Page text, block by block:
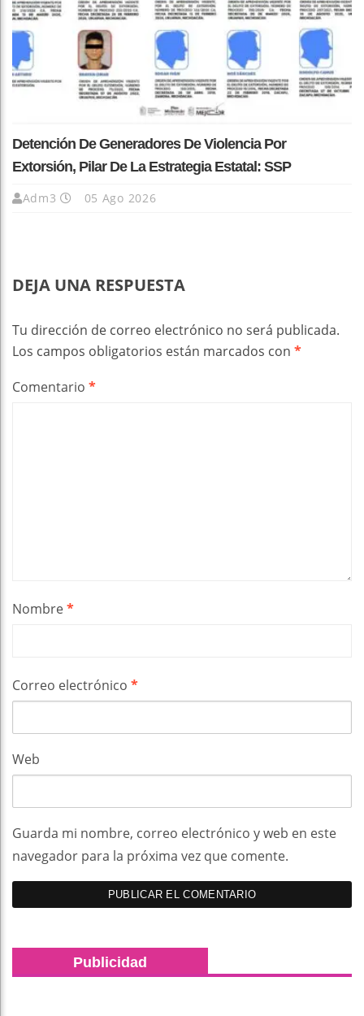
Detención De Generadores De Violencia Por
Extorsión, Pilar De La Estrategia Estatal: SSP
Adm3 05 Ago 2026
DEJA UNA RESPUESTA
Tu dirección de correo electrónico no será publicada.
Los campos obligatorios están marcados con *
Comentario *
Nombre*
Correo electrónico *
Web
Guarda mi nombre, correo electrónico y web en este
navegador para la próxima vez que comente.
Publicidad